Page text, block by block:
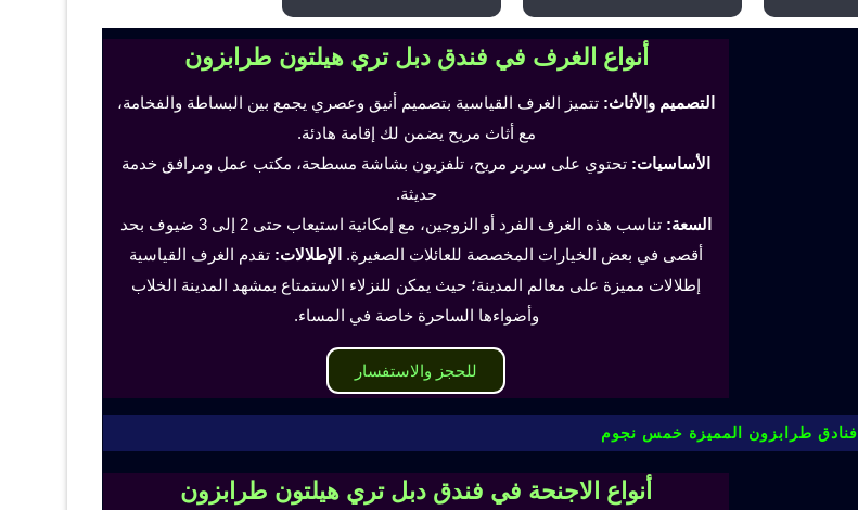
أنواع الغرف في فندق دبل تري هيلتون طرابزون
التصميم والأثاث: تتميز الغرف القياسية بتصميم أنيق وعصري يجمع بين البساطة والفخامة،
مع أثاث مريح يضمن لك إقامة هادئة.
الأساسيات: تحتوي على سرير مريح، تلفزيون بشاشة مسطحة، مكتب عمل ومرافق خدمة
حديثة.
السعة:
تناسب هذه الغرف الفرد أو الزوجين، مع إمكانية استيعاب حتى 2 إلى 3 ضيوف بحد
أقصى في بعض الخيارات المخصصة للعائلات الصغيرة. الإطلالات: تقدم الغرف القياسية
إطلالات مميزة على معالم المدينة؛ حيث يمكن للنزلاء الاستمتاع بمشهد المدينة الخلاب
وأضواءها الساحرة خاصة في المساء.
للحجز والاستفسار
فنادق طرابزون المميزة خمس نجوم
أنواع الاجنحة في فندق دبل تري هيلتون طرابزون